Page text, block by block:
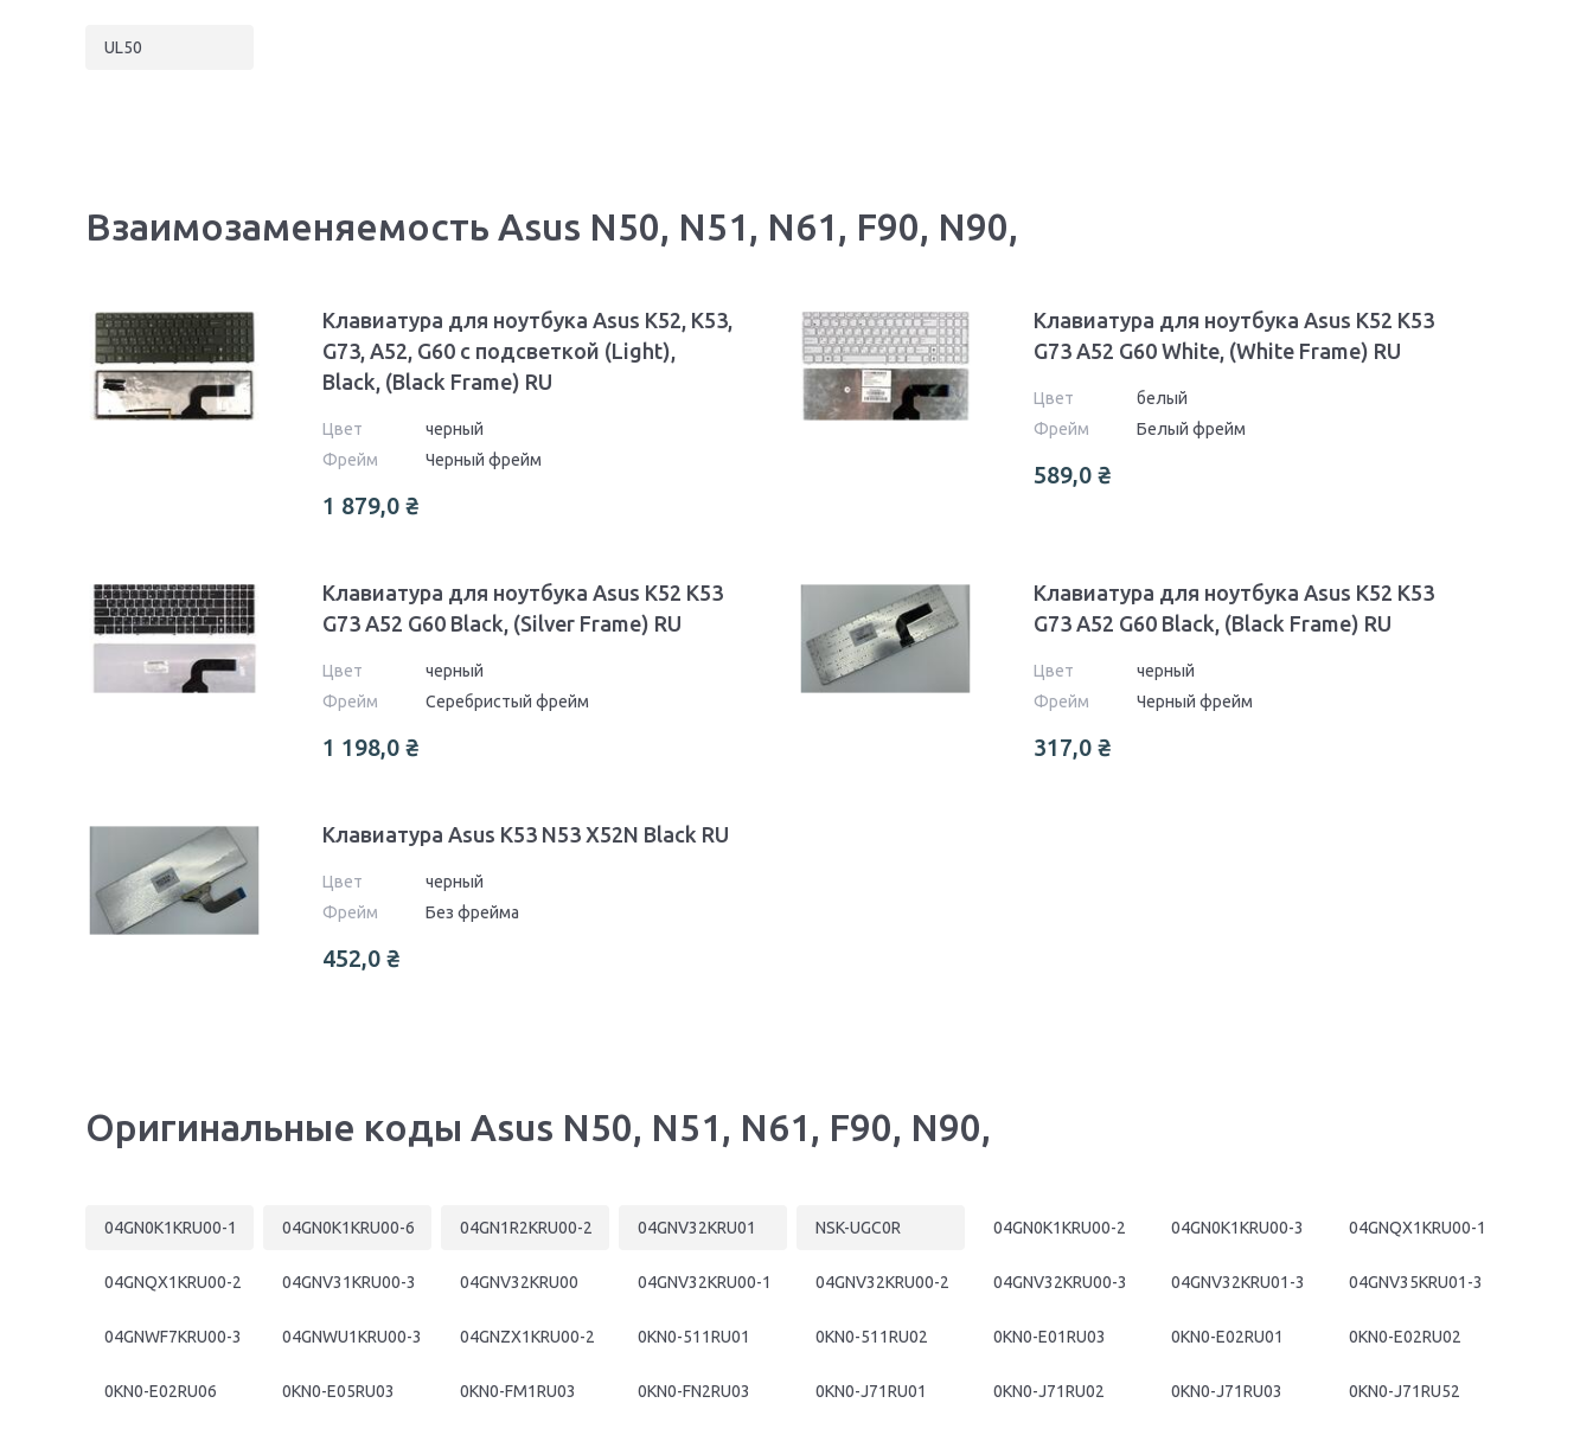
UL50
Взаимозаменяемость Asus N50, N51, N61, F90, N90,
Клавиатура для ноутбука Asus K52, K53,
G73, A52, G60 с подсветкой (Light),
Black, (Black Frame) RU
Цвет
черный
Фрейм
Черный фрейм
1 879,0 ₴
Клавиатура для ноутбука Asus K52 K53
G73 A52 G60 White, (White Frame) RU
Цвет
белый
Фрейм
Белый фрейм
589,0 ₴
Клавиатура для ноутбука Asus K52 K53
G73 A52 G60 Black, (Silver Frame) RU
Цвет
черный
Фрейм
Серебристый фрейм
1 198,0 ₴
Клавиатура для ноутбука Asus K52 K53
G73 A52 G60 Black, (Black Frame) RU
Цвет
черный
Фрейм
Черный фрейм
317,0 ₴
Клавиатура Asus K53 N53 X52N Black RU
Цвет
черный
Фрейм
Без фрейма
452,0 ₴
Оригинальные коды Asus N50, N51, N61, F90, N90,
04GN0K1KRU00-1 04GN0K1KRU00-6 04GN1R2KRU00-2 04GNV32KRU01 NSK-UGC0R 04GN0K1KRU00-2 04GN0K1KRU00-3 04GNQX1KRU00-1
04GNQX1KRU00-2 04GNV31KRU00-3 04GNV32KRU00 04GNV32KRU00-1 04GNV32KRU00-2 04GNV32KRU00-3 04GNV32KRU01-3 04GNV35KRU01-3
04GNWF7KRU00-3 04GNWU1KRU00-3 04GNZX1KRU00-2 0KN0-511RU01 0KN0-511RU02 0KN0-E01RU03 0KN0-E02RU01 0KN0-E02RU02
0KN0-E02RU06 0KN0-E05RU03 0KN0-FM1RU03 0KN0-FN2RU03 0KN0-J71RU01 0KN0-J71RU02 0KN0-J71RU03 0KN0-J71RU52